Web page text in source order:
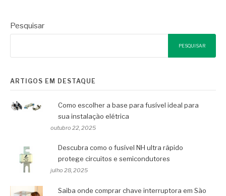
Pesquisar
PESQUISAR
ARTIGOS EM DESTAQUE
Como escolher a base para fusível ideal para
sua instalação elétrica
outubro 22, 2025
Descubra como o fusível NH ultra rápido
protege circuitos e semicondutores
julho 28, 2025
Saiba onde comprar chave interruptora em São